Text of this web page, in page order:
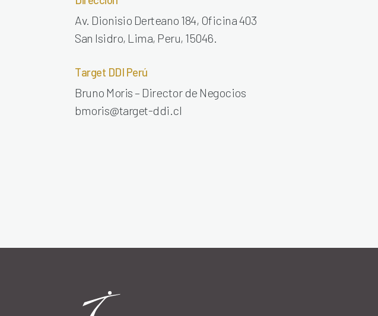
Av. Dionisio Derteano 184, Oficina 403
San Isidro, Lima, Peru, 15046.
Target DDI Perú
Bruno Moris – Director de Negocios
bmoris@target-ddi.cl